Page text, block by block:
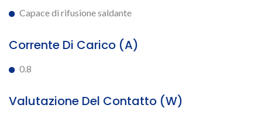
Capace di rifusione saldante
Corrente Di Carico (A)
0.8
Valutazione Del Contatto (W)